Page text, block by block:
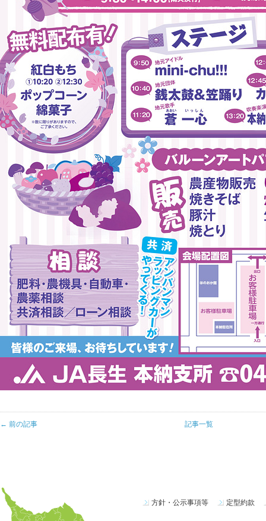
← 前の記事 記事一覧
方針・公示事項等 定型約款